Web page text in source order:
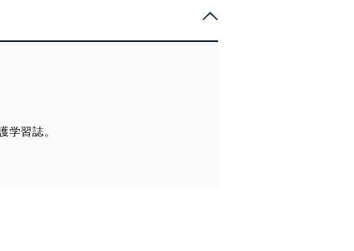
策を実施し、個人情報の
ベース等を取り扱う情報
学習誌。